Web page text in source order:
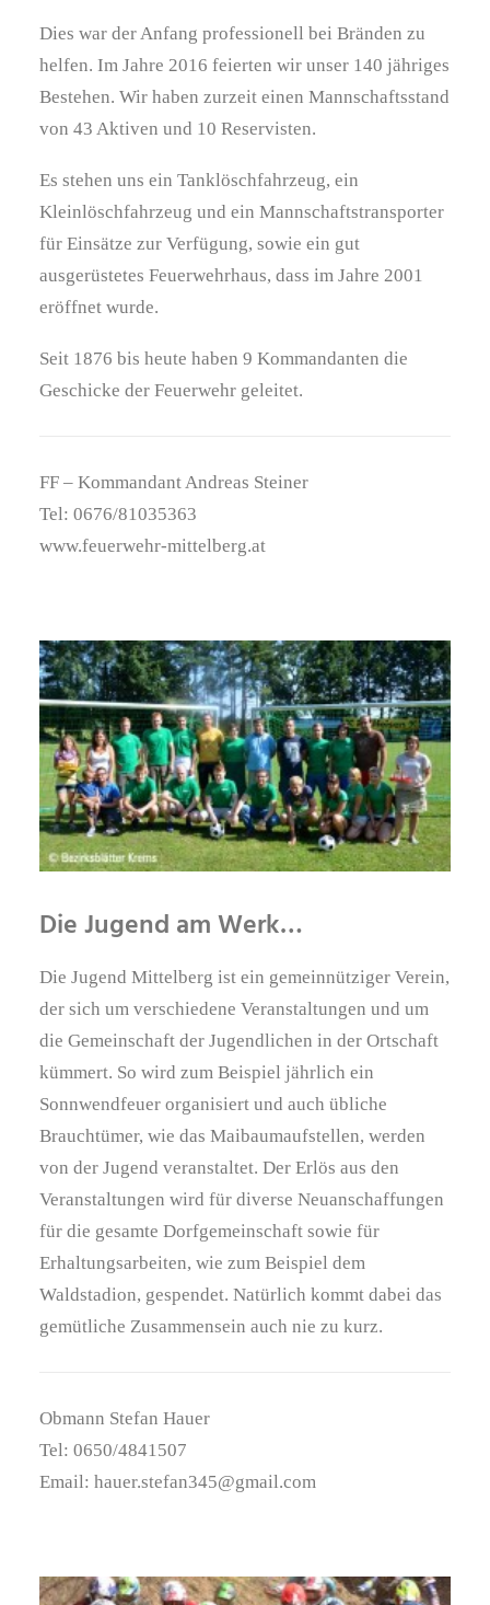
Dies war der Anfang professionell bei Bränden zu
helfen. Im Jahre 2016 feierten wir unser 140 jähriges
Bestehen. Wir haben zurzeit einen Mannschaftsstand
von 43 Aktiven und 10 Reservisten.
Es stehen uns ein Tanklöschfahrzeug, ein
Kleinlöschfahrzeug und ein Mannschaftstransporter
für Einsätze zur Verfügung, sowie ein gut
ausgerüstetes Feuerwehrhaus, dass im Jahre 2001
eröffnet wurde.
Seit 1876 bis heute haben 9 Kommandanten die
Geschicke der Feuerwehr geleitet.
FF – Kommandant Andreas Steiner
Tel: 0676/81035363
www.feuerwehr-mittelberg.at
Die Jugend am Werk…
Die Jugend Mittelberg ist ein gemeinnütziger Verein,
der sich um verschiedene Veranstaltungen und um
die Gemeinschaft der Jugendlichen in der Ortschaft
kümmert. So wird zum Beispiel jährlich ein
Sonnwendfeuer organisiert und auch übliche
Brauchtümer, wie das Maibaumaufstellen, werden
von der Jugend veranstaltet. Der Erlös aus den
Veranstaltungen wird für diverse Neuanschaffungen
für die gesamte Dorfgemeinschaft sowie für
Erhaltungsarbeiten, wie zum Beispiel dem
Waldstadion, gespendet. Natürlich kommt dabei das
gemütliche Zusammensein auch nie zu kurz.
Obmann Stefan Hauer
Tel: 0650/4841507
Email: hauer.stefan345@gmail.com